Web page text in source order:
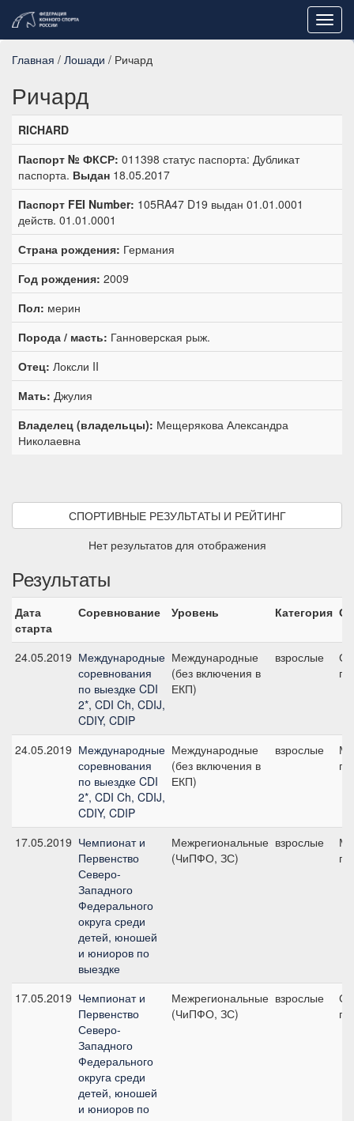
Главная / Лошади / Ричард
Ричард
RICHARD
Паспорт № ФКСР: 011398 статус паспорта: Дубликат
паспорта. Выдан 18.05.2017
Паспорт FEI Number: 105RA47 D19 выдан 01.01.0001
действ. 01.01.0001
Страна рождения: Германия
Год рождения: 2009
Пол: мерин
Порода / масть: Ганноверская рыж.
Отец: Локсли II
Мать: Джулия
Владелец (владельцы): Мещерякова Александра
Николаевна
СПОРТИВНЫЕ РЕЗУЛЬТАТЫ И РЕЙТИНГ
Нет результатов для отображения
Результаты
Дата
старта
Соревнование Уровень Категория
24.05.2019 Международные
соревнования
по выездке CDI
2*, CDI Ch, CDIJ,
CDIY, CDIP
Международные
(без включения в
ЕКП)
взрослые
24.05.2019 Международные
соревнования
по выездке CDI
2*, CDI Ch, CDIJ,
CDIY, CDIP
Международные
(без включения в
ЕКП)
взрослые
17.05.2019 Чемпионат и
Первенство
Северо-
Западного
Федерального
округа среди
детей, юношей
и юниоров по
выездке
Межрегиональные
(ЧиПФО, ЗС)
взрослые
17.05.2019 Чемпионат и
Первенство
Северо-
Западного
Федерального
округа среди
детей, юношей
и юниоров по
Межрегиональные
(ЧиПФО, ЗС)
взрослые